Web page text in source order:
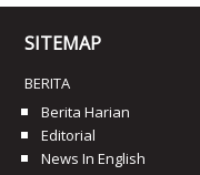
SITEMAP
BERITA
Berita Harian
Editorial
News In English